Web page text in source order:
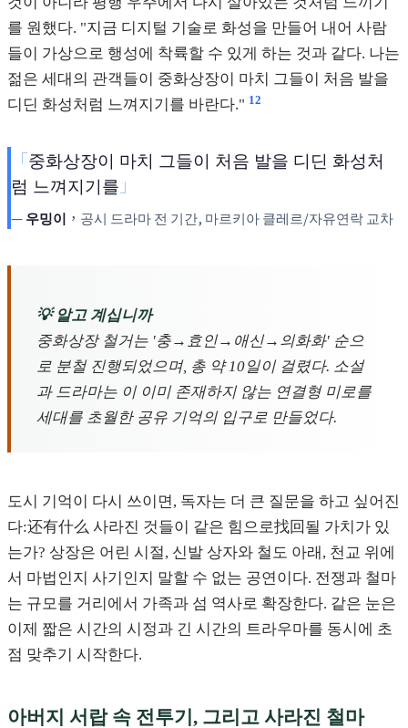
를 원했다. "지금 디지털 기술로 화성을 만들어 내어 사람
들이 가상으로 행성에 착륙할 수 있게 하는 것과 같다. 나는
젊은 세대의 관객들이 중화상장이 마치 그들이 처음 발을
디딘 화성처럼 느껴지기를 바란다." 12
중화상장이 마치 그들이 처음 발을 디딘 화성처
럼 느껴지기를
우밍이 ，공시 드라마 전 기간, 마르키아 클레르/자유연락 교차
💡 알고 계십니까
중화상장 철거는 '충→효인→애신→의화화' 순으
로 분철 진행되었으며, 총 약 10일이 걸렸다. 소설
과 드라마는 이 이미 존재하지 않는 연결형 미로를
세대를 초월한 공유 기억의 입구로 만들었다.
도시 기억이 다시 쓰이면, 독자는 더 큰 질문을 하고 싶어진
다:还有什么 사라진 것들이 같은 힘으로找回될 가치가 있
는가? 상장은 어린 시절, 신발 상자와 철도 아래, 천교 위에
서 마법인지 사기인지 말할 수 없는 공연이다. 전쟁과 철마
는 규모를 거리에서 가족과 섬 역사로 확장한다. 같은 눈은
이제 짧은 시간의 시정과 긴 시간의 트라우마를 동시에 초
점 맞추기 시작한다.
아버지 서랍 속 전투기, 그리고 사라진 철마